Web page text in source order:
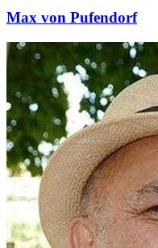
Max von Pufendorf